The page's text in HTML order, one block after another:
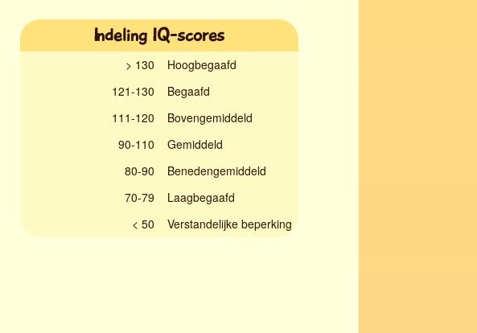
Indeling IQ-scores
> 130
Hoogbegaafd
121-130
Begaafd
111-120
Bovengemiddeld
90-110
Gemiddeld
80-90
Benedengemiddeld
70-79
Laagbegaafd
< 50
Verstandelijke beperking